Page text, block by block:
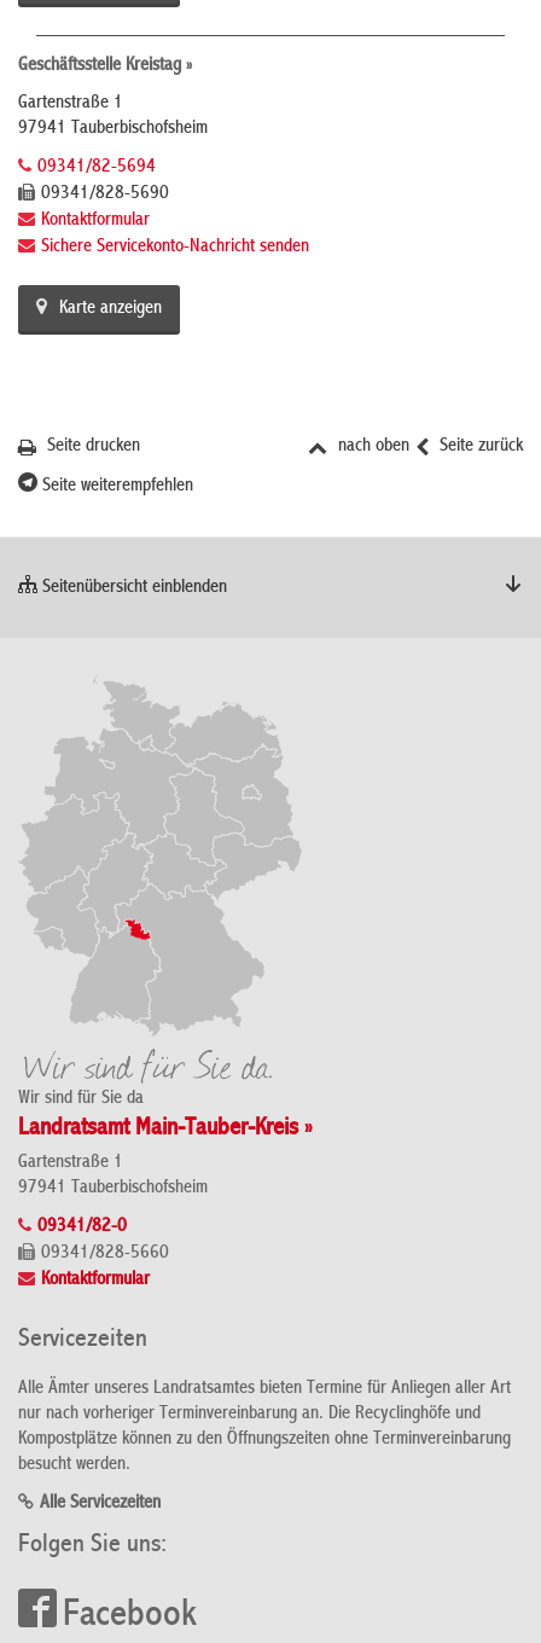
Geschäftsstelle Kreistag »
Gartenstraße 1
97941 Tauberbischofsheim
09341/82-5694
09341/828-5690
Kontaktformular
Sichere Servicekonto-Nachricht senden
Karte anzeigen
Seite zurück
nach oben
Seite drucken
Seite weiterempfehlen
Seitenübersicht einblenden
Wir sind für Sie da
Landratsamt Main-Tauber-Kreis »
Gartenstraße 1
97941 Tauberbischofsheim
09341/82-0
09341/828-5660
Kontaktformular
Servicezeiten
Alle Ämter unseres Landratsamtes bieten Termine für Anliegen aller Art
nur nach vorheriger Terminvereinbarung an. Die Recyclinghöfe und
Kompostplätze können zu den Öffnungszeiten ohne Terminvereinbarung
besucht werden.
Alle Servicezeiten
Folgen Sie uns:
Facebook